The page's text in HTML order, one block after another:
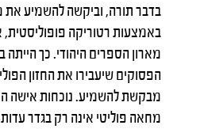
בדבר תורה, וביקשה להשמיע
באמצעות רטוריקה פופוליסטית,
מארון הספרים היהודי. כך
הפסוקים שיעבירו את החזון
מבקשת להשמיע. נוכחות אישה
מחאה פוליטי אינה רק בגדר